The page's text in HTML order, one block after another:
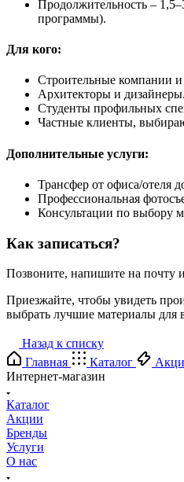
Продолжительность –
программы).
Для кого:
Строительные компании
Архитекторы и дизайнеры.
Студенты профильных
Частные клиенты,
Дополнительные услуги:
Трансфер от офиса/отеля
Профессиональная
Консультации по выбору
Как записаться?
Позвоните, напишите на почту
Приезжайте, чтобы увидеть
выбрать лучшие материалы для
Назад к списку
Главная
Каталог
Интернет-магазин
Каталог
Акции
Бренды
Услуги
О нас